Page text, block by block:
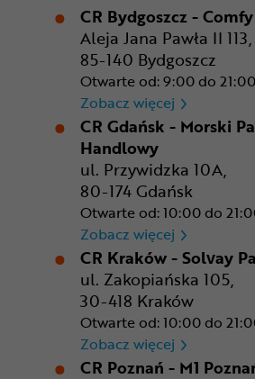
CR Bydgoszcz -
Aleja Jana Pawła II 113,
85-140 Bydgoszcz
Otwarte od: 9:00 do 21:00
Zobacz więcej CR
CR Gdańsk - Morski
Handlowy
ul. Przywidzka 10A,
80-174 Gdańsk
Otwarte od: 10:00 do
Zobacz więcej CR
CR Kraków - Solvay
ul. Zakopiańska 105,
30-418 Kraków
Otwarte od: 10:00 do
Zobacz więcej CR
CR Poznań - M1